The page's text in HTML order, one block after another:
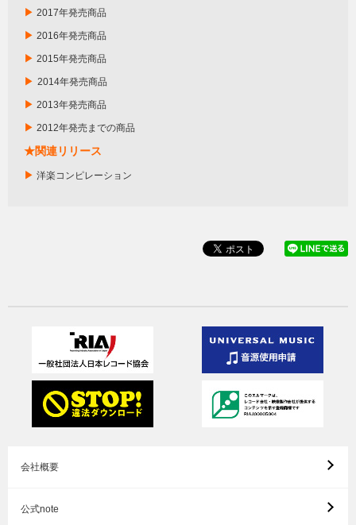
▶ 2017年発売商品
▶ 2016年発売商品
▶ 2015年発売商品
▶ 2014年発売商品
▶ 2013年発売商品
▶ 2012年発売までの商品
★関連リリース
▶ 洋楽コンピレーション
会社概要
公式note